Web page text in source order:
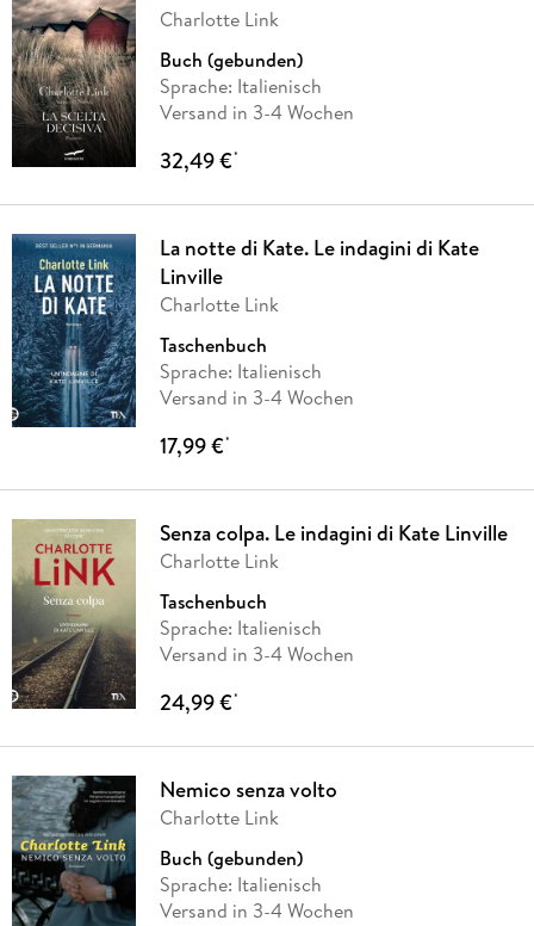
Charlotte Link
Buch (gebunden)
Sprache: Italienisch
Versand in 3-4 Wochen
32,49 €*
La notte di Kate. Le indagini di Kate
Linville
Charlotte Link
Taschenbuch
Sprache: Italienisch
Versand in 3-4 Wochen
17,99 €*
Senza colpa. Le indagini di Kate Linville
Charlotte Link
Taschenbuch
Sprache: Italienisch
Versand in 3-4 Wochen
24,99 €*
Nemico senza volto
Charlotte Link
Buch (gebunden)
Sprache: Italienisch
Versand in 3-4 Wochen